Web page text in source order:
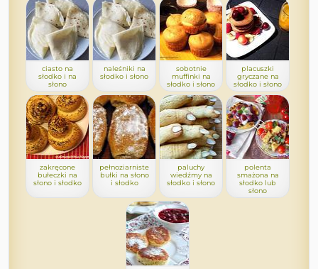
ciasto na
słodko i na
słono
naleśniki na
słodko i słono
sobotnie
muffinki na
słodko i słono
placuszki
gryczane na
słodko i słono
zakręcone
bułeczki na
słono i słodko
pełnoziarniste
bułki na słono
i słodko
paluchy
wiedźmy na
słodko i słono
polenta
smażona na
słodko lub
słono